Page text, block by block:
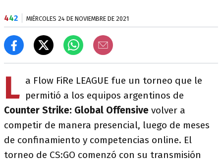
442 MIÉRCOLES 24 DE NOVIEMBRE DE 2021
L a Flow FiRe LEAGUE fue un torneo que le
permitió a los equipos argentinos de
Counter Strike: Global Offensive volver a
competir de manera presencial, luego de meses
de confinamiento y competencias online. El
torneo de CS:GO comenzó con su transmisión